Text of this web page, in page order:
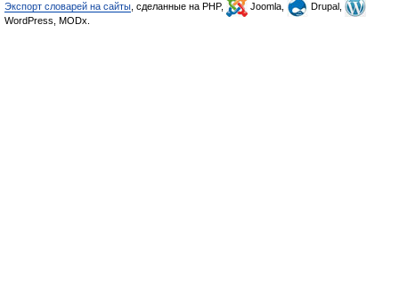
Экспорт словарей на сайты , сделанные на PHP, Joomla,
Drupal,
WordPress, MODx.